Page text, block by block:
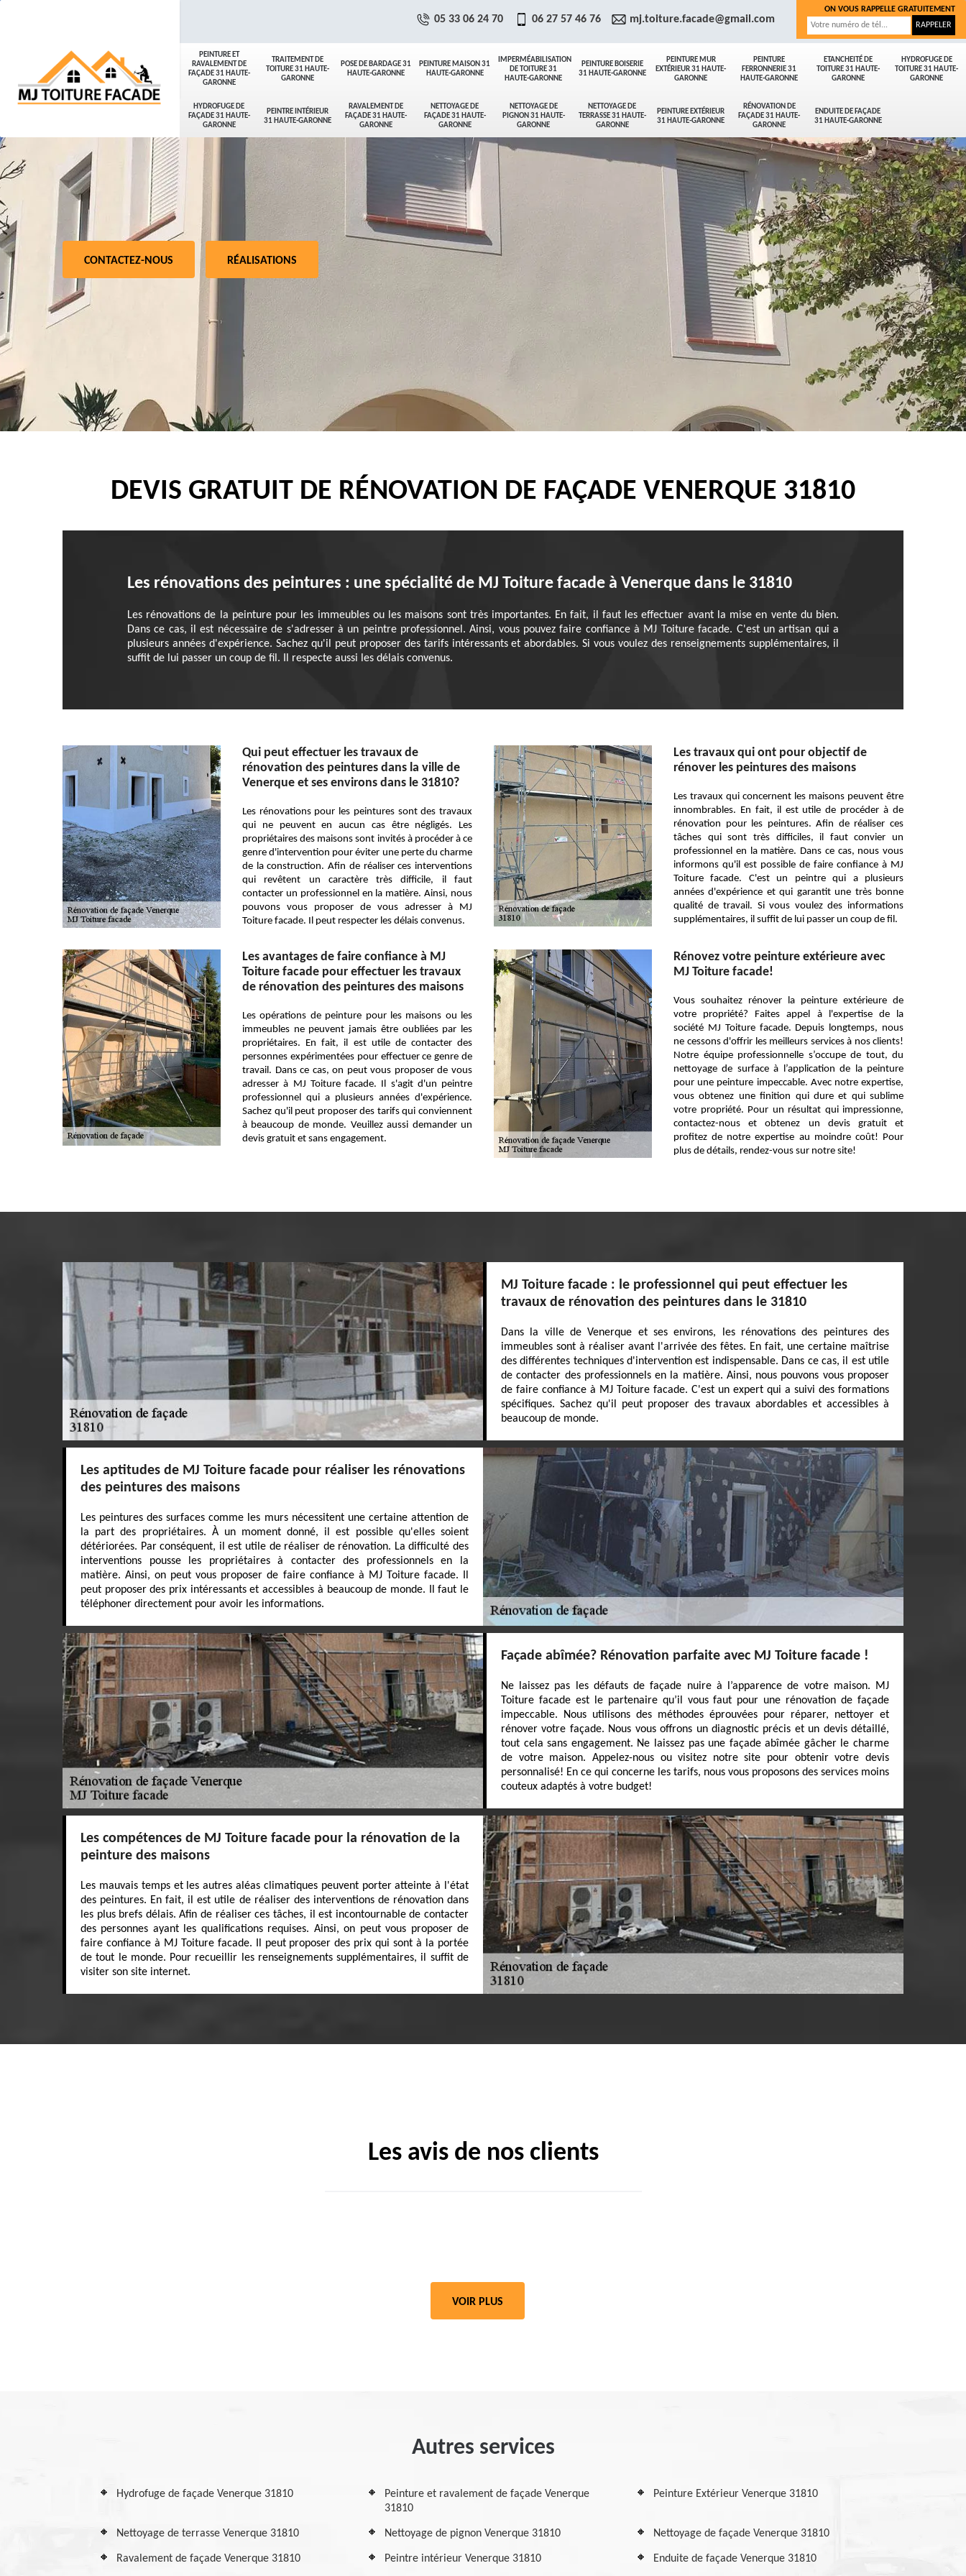
PEINTURE ET
RAVALEMENT DE
FAÇADE 31 HAUTE-
GARONNE
TRAITEMENT DE
TOITURE 31 HAUTE-
GARONNE
POSE DE BARDAGE 31
HAUTE-GARONNE
PEINTURE MAISON 31
HAUTE-GARONNE
IMPERMÉABILISATION
DE TOITURE 31
HAUTE-GARONNE
PEINTURE BOISERIE
31 HAUTE-GARONNE
PEINTURE MUR
EXTÉRIEUR 31 HAUTE-
GARONNE
PEINTURE
FERRONNERIE 31
HAUTE-GARONNE
ETANCHEITÉ DE
TOITURE 31 HAUTE-
GARONNE
HYDROFUGE DE
TOITURE 31 HAUTE-
GARONNE
HYDROFUGE DE
FAÇADE 31 HAUTE-
GARONNE
PEINTRE INTÉRIEUR
31 HAUTE-GARONNE
RAVALEMENT DE
FAÇADE 31 HAUTE-
GARONNE
NETTOYAGE DE
FAÇADE 31 HAUTE-
GARONNE
NETTOYAGE DE
PIGNON 31 HAUTE-
GARONNE
NETTOYAGE DE
TERRASSE 31 HAUTE-
GARONNE
PEINTURE EXTÉRIEUR
31 HAUTE-GARONNE
RÉNOVATION DE
FAÇADE 31 HAUTE-
GARONNE
ENDUITE DE FAÇADE
31 HAUTE-GARONNE
05 33 06 24 70 06 27 57 46 76 mj.toiture.facade@gmail.com
ON VOUS RAPPELLE GRATUITEMENT
CONTACTEZ-NOUS RÉALISATIONS
DEVIS GRATUIT DE RÉNOVATION DE FAÇADE VENERQUE 31810
Les rénovations des peintures : une spécialité de MJ Toiture facade à Venerque dans le 31810
Les rénovations de la peinture pour les immeubles ou les maisons sont très importantes. En fait, il faut les effectuer avant la mise en vente du bien.
Dans ce cas, il est nécessaire de s'adresser à un peintre professionnel. Ainsi, vous pouvez faire confiance à MJ Toiture facade. C'est un artisan qui a
plusieurs années d'expérience. Sachez qu'il peut proposer des tarifs intéressants et abordables. Si vous voulez des renseignements supplémentaires, il
suffit de lui passer un coup de fil. Il respecte aussi les délais convenus.
Qui peut effectuer les travaux de
rénovation des peintures dans la ville de
Venerque et ses environs dans le 31810?
Les rénovations pour les peintures sont des travaux
qui ne peuvent en aucun cas être négligés. Les
propriétaires des maisons sont invités à procéder à ce
genre d'intervention pour éviter une perte du charme
de la construction. Afin de réaliser ces interventions
qui revêtent un caractère très difficile, il faut
contacter un professionnel en la matière. Ainsi, nous
pouvons vous proposer de vous adresser à MJ
Toiture facade. Il peut respecter les délais convenus.
Les travaux qui ont pour objectif de
rénover les peintures des maisons
Les travaux qui concernent les maisons peuvent être
innombrables. En fait, il est utile de procéder à de
rénovation pour les peintures. Afin de réaliser ces
tâches qui sont très difficiles, il faut convier un
professionnel en la matière. Dans ce cas, nous vous
informons qu'il est possible de faire confiance à MJ
Toiture facade. C'est un peintre qui a plusieurs
années d'expérience et qui garantit une très bonne
qualité de travail. Si vous voulez des informations
supplémentaires, il suffit de lui passer un coup de fil.
Les avantages de faire confiance à MJ
Toiture facade pour effectuer les travaux
de rénovation des peintures des maisons
Les opérations de peinture pour les maisons ou les
immeubles ne peuvent jamais être oubliées par les
propriétaires. En fait, il est utile de contacter des
personnes expérimentées pour effectuer ce genre de
travail. Dans ce cas, on peut vous proposer de vous
adresser à MJ Toiture facade. Il s'agit d'un peintre
professionnel qui a plusieurs années d'expérience.
Sachez qu'il peut proposer des tarifs qui conviennent
à beaucoup de monde. Veuillez aussi demander un
devis gratuit et sans engagement.
Rénovez votre peinture extérieure avec
MJ Toiture facade!
Vous souhaitez rénover la peinture extérieure de
votre propriété? Faites appel à l'expertise de la
société MJ Toiture facade. Depuis longtemps, nous
ne cessons d'offrir les meilleurs services à nos clients!
Notre équipe professionnelle s’occupe de tout, du
nettoyage de surface à l’application de la peinture
pour une peinture impeccable. Avec notre expertise,
vous obtenez une finition qui dure et qui sublime
votre propriété. Pour un résultat qui impressionne,
contactez-nous et obtenez un devis gratuit et
profitez de notre expertise au moindre coût! Pour
plus de détails, rendez-vous sur notre site!
MJ Toiture facade : le professionnel qui peut effectuer les
travaux de rénovation des peintures dans le 31810
Dans la ville de Venerque et ses environs, les rénovations des peintures des
immeubles sont à réaliser avant l'arrivée des fêtes. En fait, une certaine maîtrise
des différentes techniques d'intervention est indispensable. Dans ce cas, il est utile
de contacter des professionnels en la matière. Ainsi, nous pouvons vous proposer
de faire confiance à MJ Toiture facade. C'est un expert qui a suivi des formations
spécifiques. Sachez qu'il peut proposer des travaux abordables et accessibles à
beaucoup de monde.
Les aptitudes de MJ Toiture facade pour réaliser les rénovations
des peintures des maisons
Les peintures des surfaces comme les murs nécessitent une certaine attention de
la part des propriétaires. À un moment donné, il est possible qu'elles soient
détériorées. Par conséquent, il est utile de réaliser de rénovation. La difficulté des
interventions pousse les propriétaires à contacter des professionnels en la
matière. Ainsi, on peut vous proposer de faire confiance à MJ Toiture facade. Il
peut proposer des prix intéressants et accessibles à beaucoup de monde. Il faut le
téléphoner directement pour avoir les informations.
Façade abîmée? Rénovation parfaite avec MJ Toiture facade !
Ne laissez pas les défauts de façade nuire à l’apparence de votre maison. MJ
Toiture facade est le partenaire qu’il vous faut pour une rénovation de façade
impeccable. Nous utilisons des méthodes éprouvées pour réparer, nettoyer et
rénover votre façade. Nous vous offrons un diagnostic précis et un devis détaillé,
tout cela sans engagement. Ne laissez pas une façade abîmée gâcher le charme
de votre maison. Appelez-nous ou visitez notre site pour obtenir votre devis
personnalisé! En ce qui concerne les tarifs, nous vous proposons des services moins
couteux adaptés à votre budget!
Les compétences de MJ Toiture facade pour la rénovation de la
peinture des maisons
Les mauvais temps et les autres aléas climatiques peuvent porter atteinte à l'état
des peintures. En fait, il est utile de réaliser des interventions de rénovation dans
les plus brefs délais. Afin de réaliser ces tâches, il est incontournable de contacter
des personnes ayant les qualifications requises. Ainsi, on peut vous proposer de
faire confiance à MJ Toiture facade. Il peut proposer des prix qui sont à la portée
de tout le monde. Pour recueillir les renseignements supplémentaires, il suffit de
visiter son site internet.
Les avis de nos clients
VOIR PLUS
Autres services
Hydrofuge de façade Venerque 31810
Peinture et ravalement de façade Venerque
31810
Peinture Extérieur Venerque 31810
Nettoyage de terrasse Venerque 31810 Nettoyage de pignon Venerque 31810 Nettoyage de façade Venerque 31810
Ravalement de façade Venerque 31810 Peintre intérieur Venerque 31810 Enduite de façade Venerque 31810